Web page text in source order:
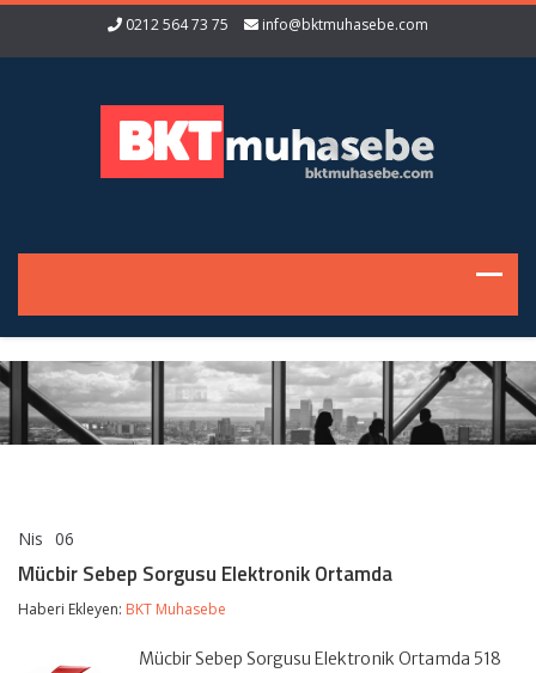
0212 564 73 75 info@bktmuhasebe.com
Nis 06
Sorgusu
Elektronik
Ortamda
Mücbir Sebep Sorgusu Elektronik Ortamda
Haberi Ekleyen: BKT Muhasebe
Mücbir Sebep Sorgusu Elektronik Ortamda 518